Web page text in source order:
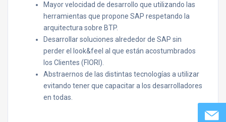
Mayor velocidad de desarrollo que utilizando las
herramientas que propone SAP respetando la
arquitectura sobre BTP.
Desarrollar soluciones alrededor de SAP sin
perder el look&feel al que están acostumbrados
los Clientes (FIORI).
Abstraernos de las distintas tecnologías a utilizar
evitando tener que capacitar a los desarrolladores
en todas.